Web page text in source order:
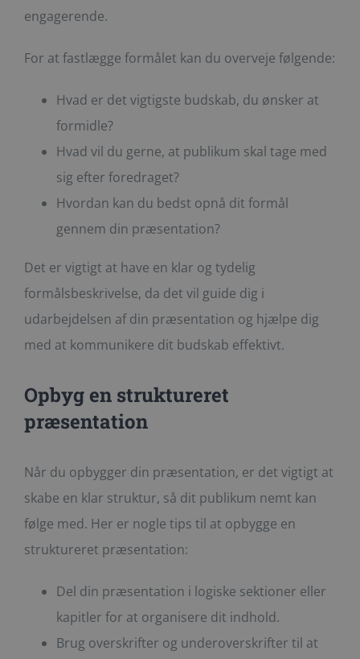
engagerende.
For at fastlægge formålet kan du overveje følgende:
Hvad er det vigtigste budskab, du ønsker at
formidle?
Hvad vil du gerne, at publikum skal tage med
sig efter foredraget?
Hvordan kan du bedst opnå dit formål
gennem din præsentation?
Det er vigtigt at have en klar og tydelig
formålsbeskrivelse, da det vil guide dig i
udarbejdelsen af din præsentation og hjælpe dig
med at kommunikere dit budskab effektivt.
Opbyg en struktureret
præsentation
Når du opbygger din præsentation, er det vigtigt at
skabe en klar struktur, så dit publikum nemt kan
følge med. Her er nogle tips til at opbygge en
struktureret præsentation:
Del din præsentation i logiske sektioner eller
kapitler for at organisere dit indhold.
Brug overskrifter og underoverskrifter til at